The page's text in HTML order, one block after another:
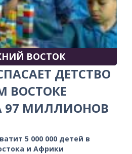
ВОСТОК
ДЕТСТВО
ВОСТОКЕ
97 МИЛЛИОНОВ
5 000 000 детей в
и Африки